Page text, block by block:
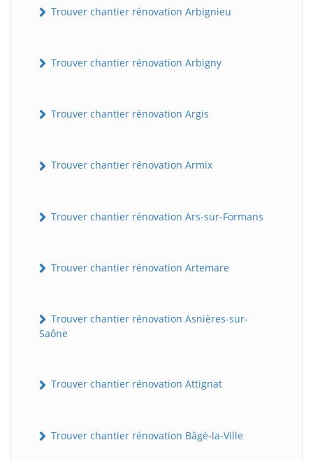
Trouver chantier rénovation Arbignieu
Trouver chantier rénovation Arbigny
Trouver chantier rénovation Argis
Trouver chantier rénovation Armix
Trouver chantier rénovation Ars-sur-Formans
Trouver chantier rénovation Artemare
Trouver chantier rénovation Asnières-sur-
Saône
Trouver chantier rénovation Attignat
Trouver chantier rénovation Bâgé-la-Ville